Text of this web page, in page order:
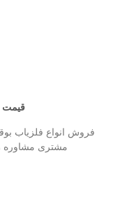
قیمت
فروش انواع فلزیاب
مشتری مشاوره